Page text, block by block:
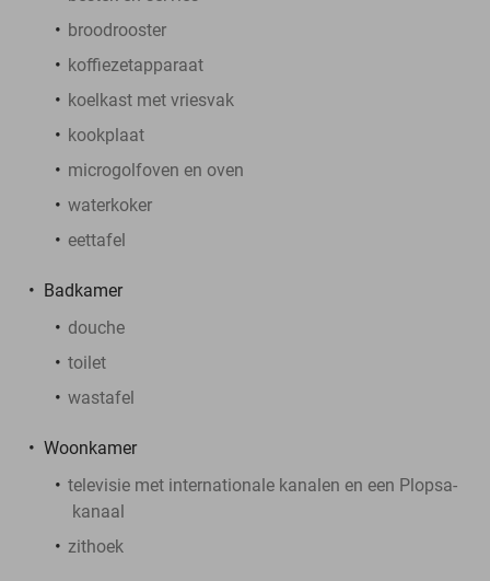
broodrooster
koffiezetapparaat
koelkast met vriesvak
kookplaat
microgolfoven en oven
waterkoker
eettafel
Badkamer
douche
toilet
wastafel
Woonkamer
televisie met internationale kanalen en een Plopsa-
kanaal
zithoek